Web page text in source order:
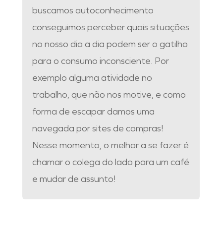
buscamos autoconhecimento
conseguimos perceber quais situações
no nosso dia a dia podem ser o gatilho
para o consumo inconsciente. Por
exemplo alguma atividade no
trabalho, que não nos motive, e como
forma de escapar damos uma
navegada por sites de compras!
Nesse momento, o melhor a se fazer é
chamar o colega do lado para um café
e mudar de assunto!